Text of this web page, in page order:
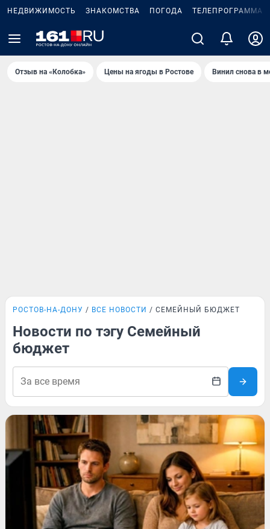
НЕДВИЖИМОСТЬ ЗНАКОМСТВА ПОГОДА ТЕЛЕПРОГРАММА
Отзыв на «Колобка» Цены на ягоды в Ростове Винил снова в
РОСТОВ-НА-ДОНУ ВСЕ НОВОСТИ СЕМЕЙНЫЙ БЮДЖЕТ
Новости по тэгу Семейный
бюджет